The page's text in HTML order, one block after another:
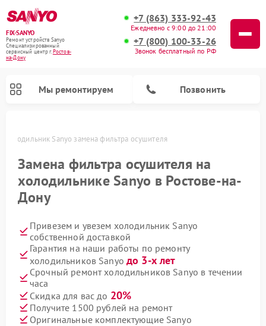
FIX-SANYO
Ремонт устройств Sanyo
Специализированный
cервисный центр г.Ростов-
на-Дону
+7 (863) 333-92-43
Ежедневно с 9:00 до 21:00
+7 (800) 100-33-26
Звонок бесплатный по РФ
Мы ремонтируем Позвонить
Холодильник Sanyo замена фильтра осушителя
Замена фильтра осушителя на
холодильнике Sanyo в Ростове-на-
Дону
Привезем и увезем холодильник Sanyo
собственной доставкой
Гарантия на наши работы по ремонту
холодильников Sanyoдо 3-х лет
Срочный ремонт холодильников Sanyo в течении
часа
Скидка для вас до 20%
Получите 1500 рублей на ремонт
Оригинальные комплектующие Sanyo